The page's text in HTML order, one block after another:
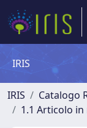
IRIS
IRIS Catalogo
1.1 Articolo in